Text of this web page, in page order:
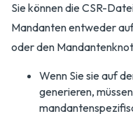
Sie können die CSR-
Mandanten entweder
oder den
Wenn Sie sie auf
generieren,